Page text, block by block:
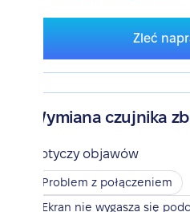
Zleć
Wymiana czujnika
Dotyczy objawów
Problem z połączeniem
Ekran nie wygasza się